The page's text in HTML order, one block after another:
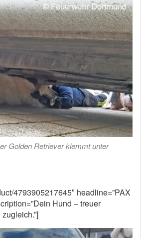
Golden Retriever klemmt unter
4793905217645″ headline=”PAX
Hund – treuer